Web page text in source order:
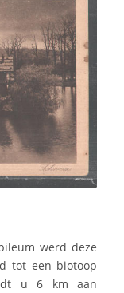
werd deze
tot een biotoop
u 6 km aan